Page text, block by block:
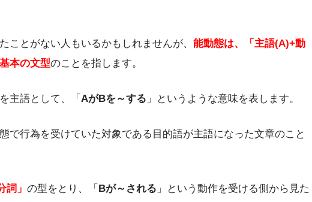
ことがない人もいるかもしれませんが、 能動態は、「主語(A)+動
本の文型のことを指します。
主語として、「 AがBを～する 」というような意味を表します。
で行為を受けていた対象である目的語が主語になった文章のこと
詞」 の型をとり、「 Bが～される 」という動作を受ける側から見た